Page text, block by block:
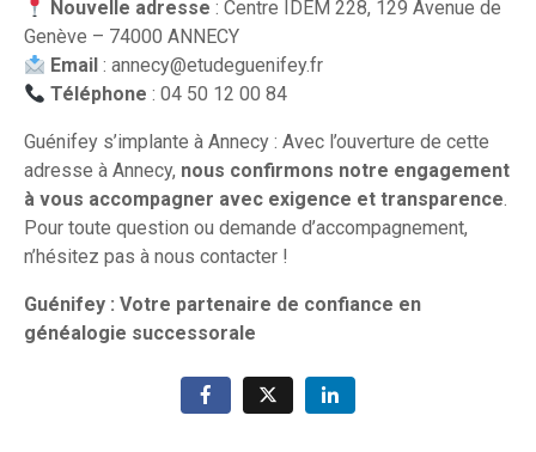
Nouvelle adresse : Centre IDEM 228, 129 Avenue de
Genève – 74000 ANNECY
Email :annecy@etudeguenifey.fr
Téléphone : 04 50 12 00 84
Guénifey s’implante à Annecy : Avec l’ouverture de cette
adresse à Annecy, nous confirmons notre engagement
à vous accompagner avec exigence et transparence.
Pour toute question ou demande d’accompagnement,
n’hésitez pas à nous contacter !
Guénifey : Votre partenaire de confiance en
généalogie successorale